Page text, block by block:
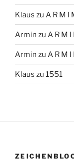
Klaus zu A R M I
Armin zu A R M I
Armin zu A R M I
Klaus zu 1551